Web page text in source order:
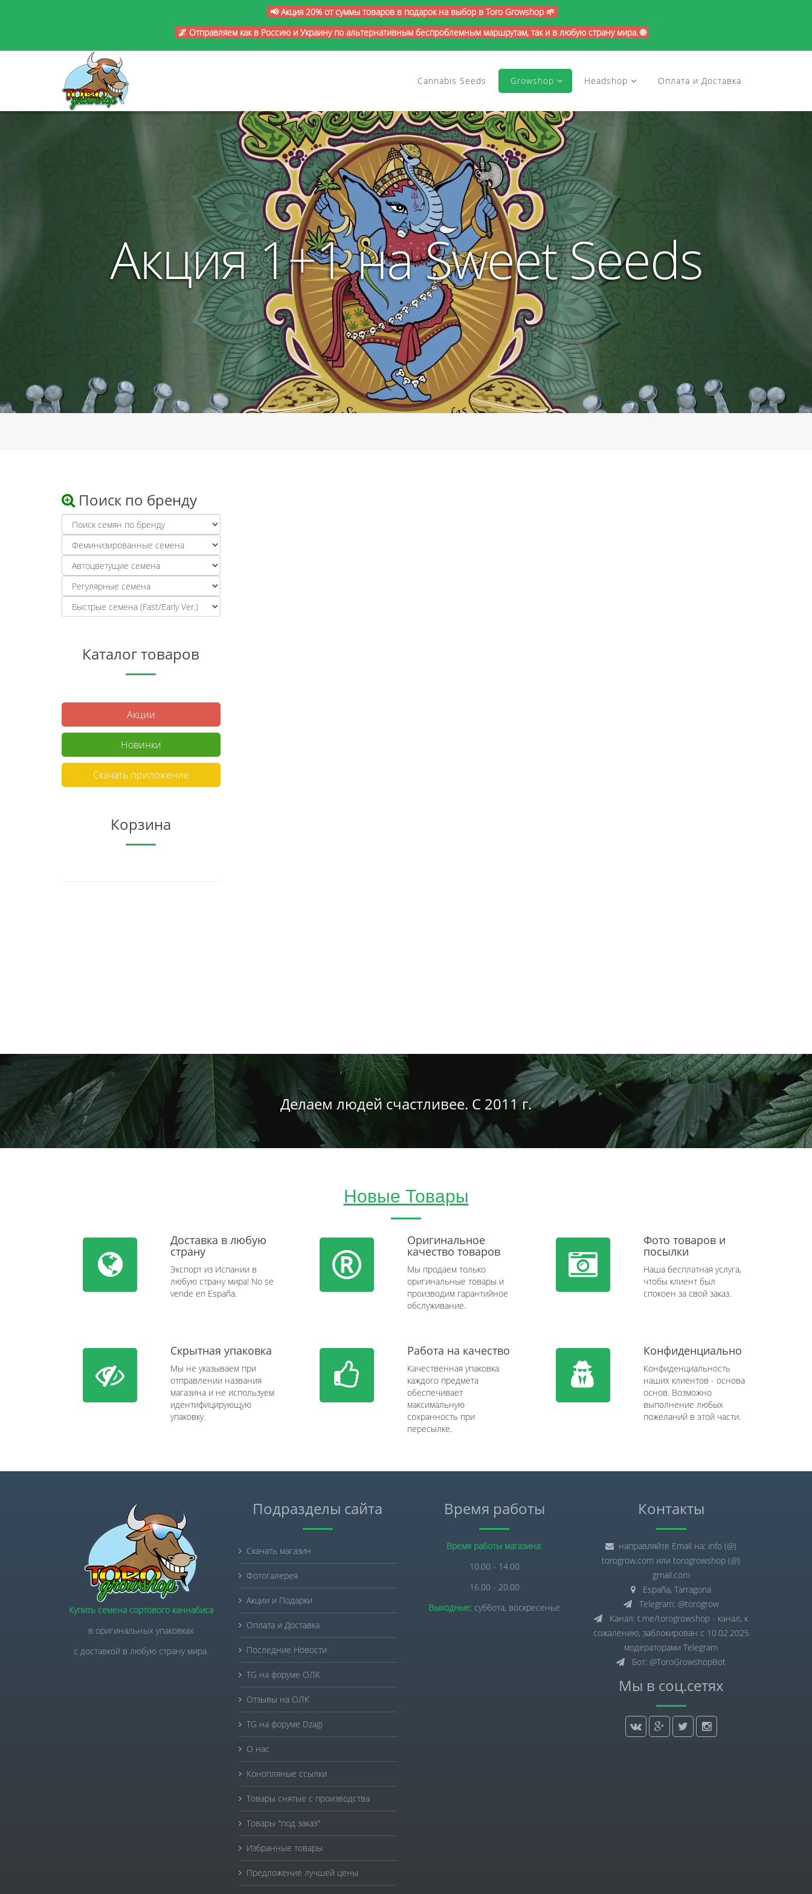
📢 Акция 20% от суммы товаров в подарок на выбор в Toro Growshop 🌱
🌌 Отправляем как в Россию и Украину по альтернативным беспроблемным маршрутам, так и в любую страну мира. 🌐
Cannabis Seeds Growshop Headshop Оплата и Доставка
Акция 1+1 на Sweet Seeds
Поиск по бренду
Каталог товаров
Акции
Новинки
Скачать приложение
Корзина
Делаем людей счастливее. С 2011 г.
Новые Товары
Доставка в любую
страну
Экспорт из Испании в
любую страну мира! No se
vende en España.
Оригинальное
качество товаров
Мы продаем только
оригинальные товары и
производим гарантийное
обслуживание.
Фото товаров и
посылки
Наша бесплатная услуга,
чтобы клиент был
спокоен за свой заказ.
Скрытная упаковка
Мы не указываем при
отправлении названия
магазина и не используем
идентифицирующую
упаковку.
Работа на качество
Качественная упаковка
каждого предмета
обеспечивает
максимальную
сохранность при
пересылке.
Конфиденциально
Конфиденциальность
наших клиентов - основа
основ. Возможно
выполнение любых
пожеланий в этой части.
Купить семена сортового каннабиса
в оригинальных упаковках
с доставкой в любую страну мира.
Подразделы сайта
Скачать магазин
Фотогалерея
Акции и Подарки
Оплата и Доставка
Последние Новости
TG на форуме ОЛК
Отзывы на ОЛК
TG на форуме Dzagi
О нас
Конопляные ссылки
Товары снятые с производства
Товары "под заказ"
Избранные товары
Предложение лучшей цены
Время работы
Время работы магазина:
10.00 - 14.00
16.00 - 20.00
Выходные: суббота, воскресенье
Контакты
направляйте Email на: info (@)
torogrow.com или torogrowshop (@)
gmail.com
España, Tarragona
Telegram: @torogrow
Канал: t.me/torogrowshop - канал, к
сожалению, заблокирован с 10.02.2025
модераторами Telegram
Бот: @ToroGrowshopBot
Мы в соц.сетях